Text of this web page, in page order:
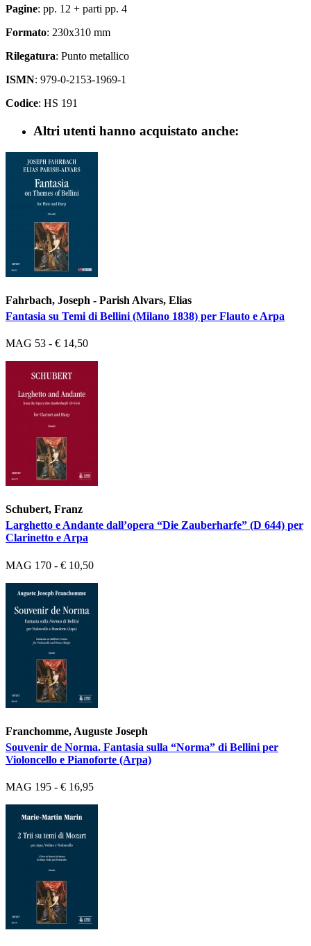
Pagine: pp. 12 + parti pp. 4
Formato: 230x310 mm
Rilegatura: Punto metallico
ISMN: 979-0-2153-1969-1
Codice: HS 191
Altri utenti hanno acquistato anche:
Fahrbach, Joseph - Parish Alvars, Elias
Fantasia su Temi di Bellini (Milano 1838) per Flauto e Arpa
MAG 53 - € 14,50
Schubert, Franz
Larghetto e Andante dall’opera “Die Zauberharfe” (D 644) per
Clarinetto e Arpa
MAG 170 - € 10,50
Franchomme, Auguste Joseph
Souvenir de Norma. Fantasia sulla “Norma” di Bellini per
Violoncello e Pianoforte (Arpa)
MAG 195 - € 16,95